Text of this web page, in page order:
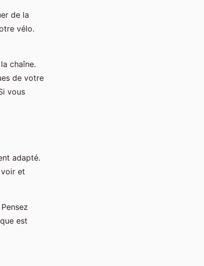
de la
vélo.
chaîne.
de votre
vous
adapté.
et
est